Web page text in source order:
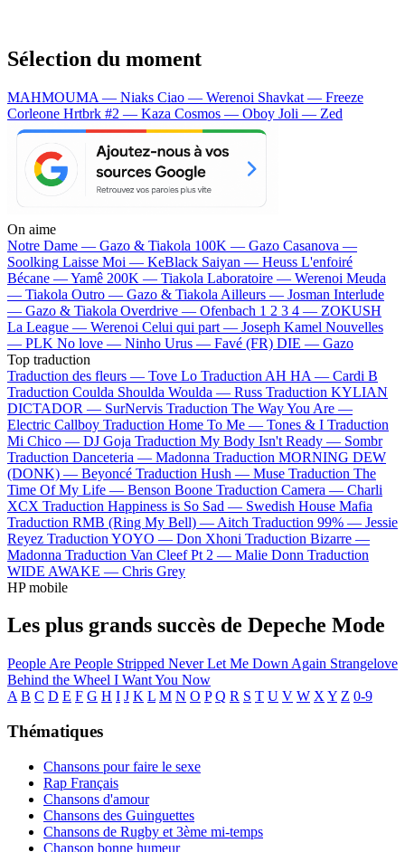
Sélection du moment
MAHMOUMA — Niaks Ciao — Werenoi Shavkat — Freeze
Corleone Hrtbrk #2 — Kaza Cosmos — Oboy Joli — Zed
On aime
Notre Dame — Gazo & Tiakola 100K — Gazo Casanova —
Soolking Laisse Moi — KeBlack Saiyan — Heuss L'enfoiré
Bécane —Yamê 200K — Tiakola Laboratoire — Werenoi Meuda
— Tiakola Outro — Gazo & Tiakola Ailleurs — Josman Interlude
— Gazo & Tiakola Overdrive — Ofenbach 1 2 3 4 — ZOKUSH
La League — Werenoi Celui qui part — Joseph Kamel Nouvelles
— PLK No love — Ninho Urus — Favé (FR) DIE — Gazo
Top traduction
Traduction des fleurs — Tove Lo Traduction AH HA — Cardi B
Traduction Coulda Shoulda Woulda — Russ Traduction KYLIAN
DICTADOR — SurNervis Traduction The Way You Are —
Electric Callboy Traduction Home To Me — Tones & I Traduction
Mi Chico — DJ Goja Traduction My Body Isn't Ready — Sombr
Traduction Danceteria — Madonna Traduction MORNING DEW
(DONK) — Beyoncé Traduction Hush — Muse Traduction The
Time Of My Life — Benson Boone Traduction Camera — Charli
XCX Traduction Happiness is So Sad — Swedish House Mafia
Traduction RMB (Ring My Bell) — Aitch Traduction 99% — Jessie
Reyez Traduction YOYO — Don Xhoni Traduction Bizarre —
Madonna Traduction Van Cleef Pt 2 — Malie Donn Traduction
WIDE AWAKE — Chris Grey
HP mobile
Les plus grands succès de Depeche Mode
People Are People Stripped Never Let Me Down Again Strangelove
Behind the Wheel I Want You Now
A B C D E F G H I J K L M N O P Q R S T U V W X Y Z 0-9
Thématiques
Chansons pour faire le sexe
Rap Français
Chansons d'amour
Chansons des Guinguettes
Chansons de Rugby et 3ème mi-temps
Chanson bonne humeur